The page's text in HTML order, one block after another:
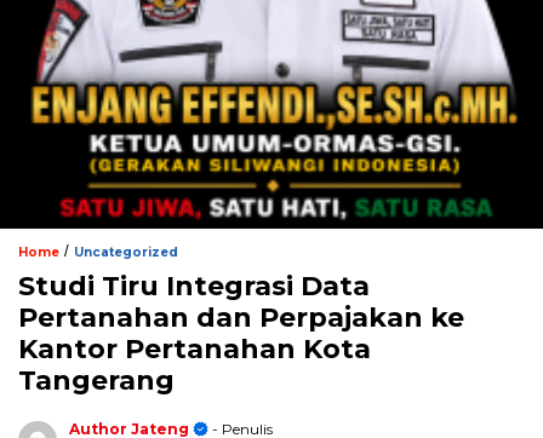
Home / Uncategorized
Studi Tiru Integrasi Data
Pertanahan dan Perpajakan ke
Kantor Pertanahan Kota
Tangerang
Author Jateng - Penulis